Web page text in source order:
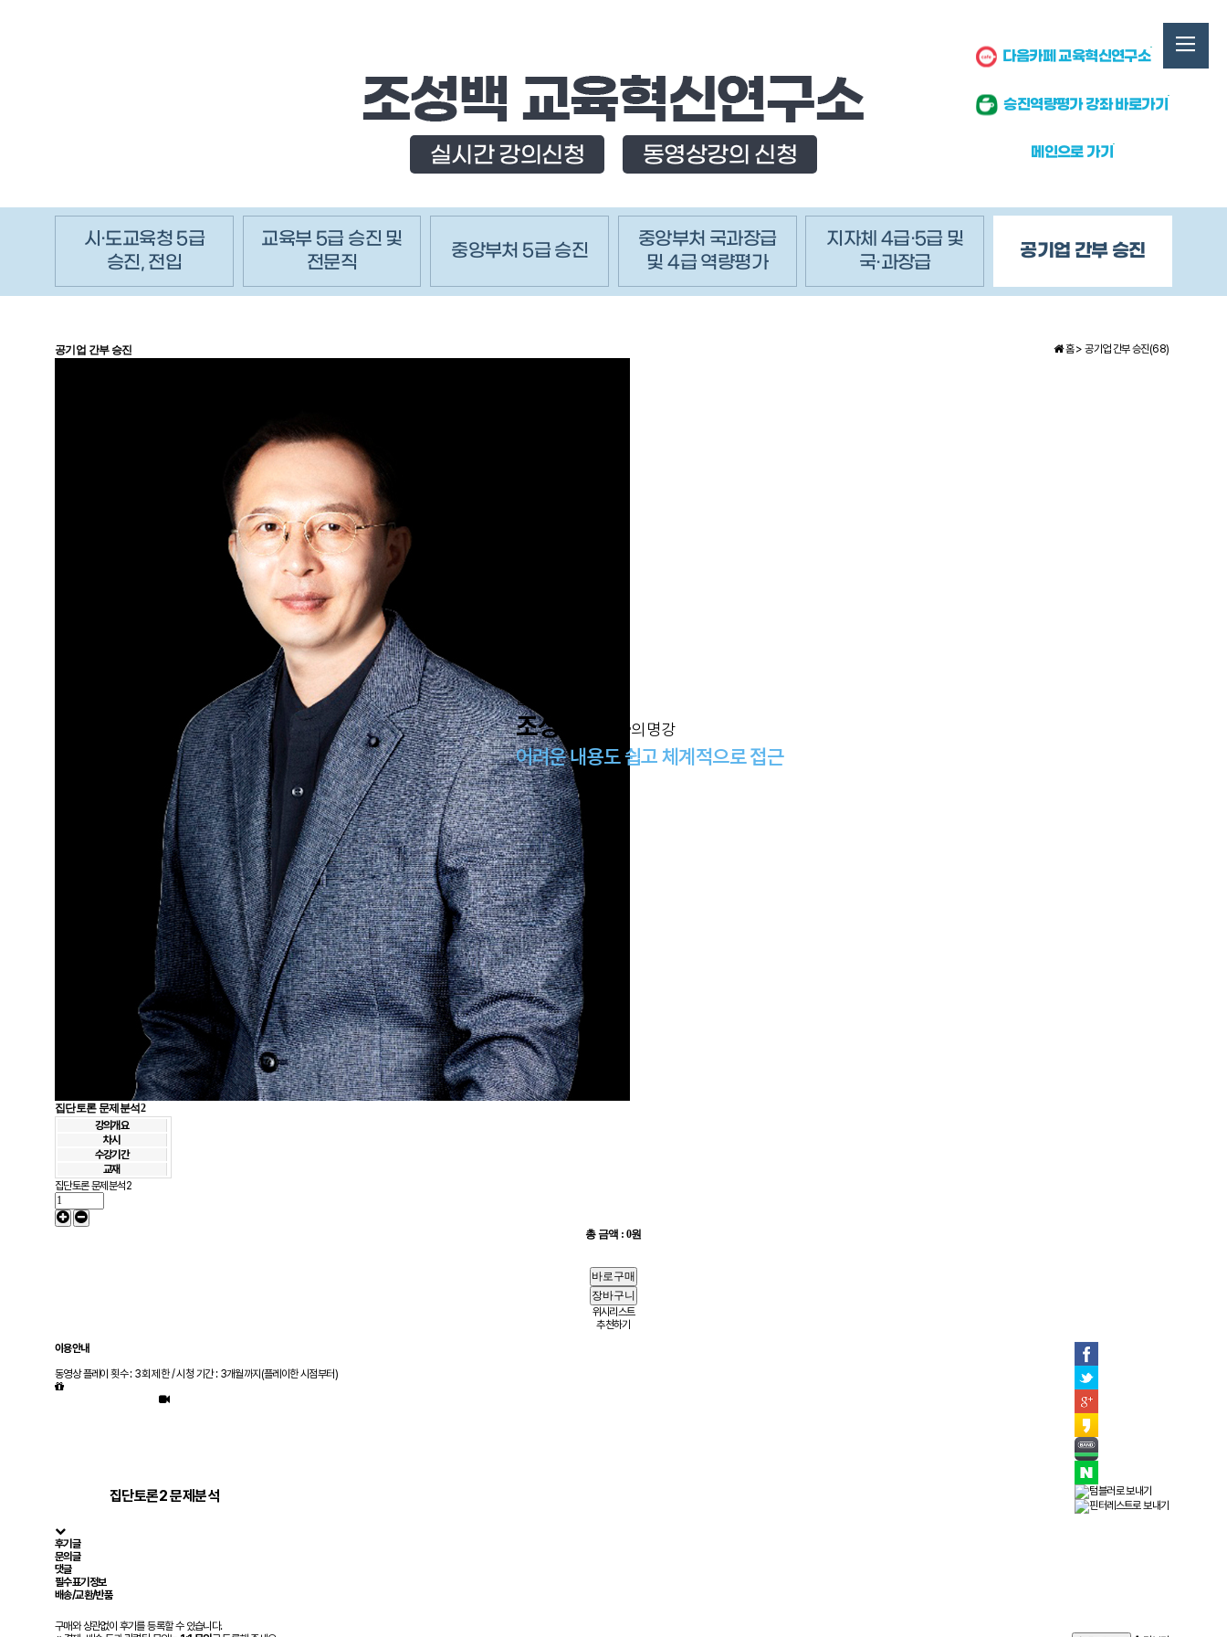
실시간 강의신청 동영상강의 신청
다음카페 교육혁신연구소
승진역량평가 강좌 바로가기
메인으로 가기
시·도교육청 5급
승진, 전입
교육부 5급 승진 및
전문직
중앙부처 5급 승진
중앙부처 국과장급
및 4급 역량평가
지자체 4급·5급 및
국·과장급
공기업 간부 승진
홈 >공기업 간부 승진(68)
공기업 간부 승진
합격을 부르는
조성백 교수의 명강
어려운 내용도 쉽고 체계적으로 접근
집단토론 문제분석2
강의개요
차시
수강기간
교재
집단토론 문제분석2
총 금액 : 0원
위시리스트
추천하기
이용안내
동영상 플레이 횟수 : 3회 제한 / 시청 기간 : 3개월까지(플레이한 시점부터)
집단토론2 문제분석
후기글
문의글
댓글
필수표기정보
배송/교환/반품
구매와 상관없이 후기를 등록할 수 있습니다.